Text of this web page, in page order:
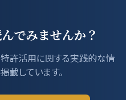
でみませんか？
許活用に関する実践的な情
載しています。